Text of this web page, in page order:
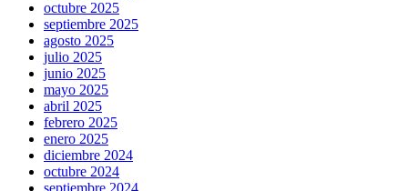
octubre 2025
septiembre 2025
agosto 2025
julio 2025
junio 2025
mayo 2025
abril 2025
febrero 2025
enero 2025
diciembre 2024
octubre 2024